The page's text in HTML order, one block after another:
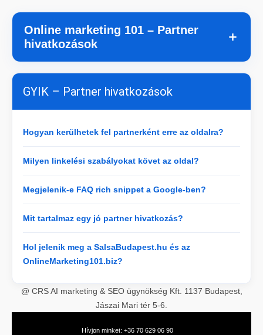
Online marketing 101 – Partner
hivatkozások
＋
GYIK – Partner hivatkozások
Hogyan kerülhetek fel partnerként erre az oldalra?
Milyen linkelési szabályokat követ az oldal?
Megjelenik-e FAQ rich snippet a Google-ben?
Mit tartalmaz egy jó partner hivatkozás?
Hol jelenik meg a SalsaBudapest.hu és az
OnlineMarketing101.biz?
@ CRS AI marketing & SEO ügynökség Kft. 1137 Budapest,
Jászai Mari tér 5-6.
Hívjon minket: +36 70 629 06 90